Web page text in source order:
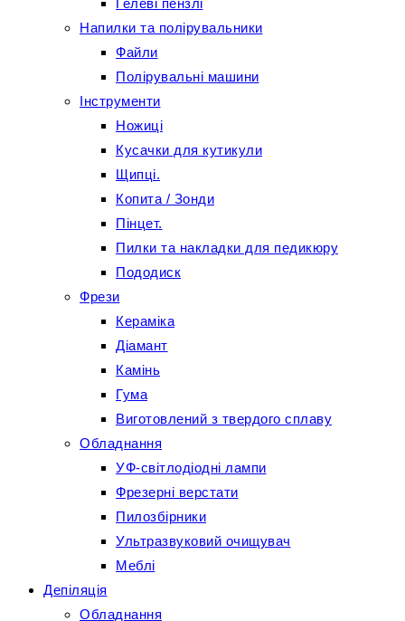
Гелеві пензлі
Напилки та полірувальники
Файли
Полірувальні машини
Інструменти
Ножиці
Кусачки для кутикули
Щипці.
Копита / Зонди
Пінцет.
Пилки та накладки для педикюру
Пододиск
Фрези
Кераміка
Діамант
Камінь
Гума
Виготовлений з твердого сплаву
Обладнання
УФ-світлодіодні лампи
Фрезерні верстати
Пилозбірники
Ультразвуковий очищувач
Меблі
Депіляція
Обладнання